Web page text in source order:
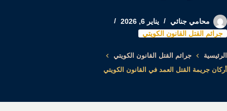
محامي جنائي
يناير 6, 2026
جرائم القتل القانون الكويتي
الرئيسية
جرائم القتل القانون الكويتي
أركان جريمة القتل العمد في القانون الكويتي